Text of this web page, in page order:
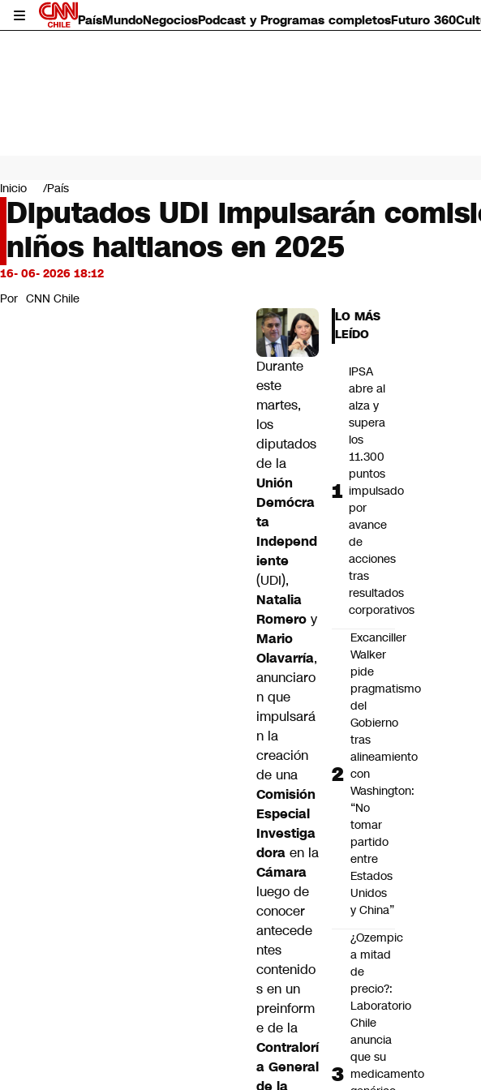
PaísMundoNegociosPodcast y Programas completosFuturo 360
Mundo
Negocios
Deportes
Programas completos
Cultura
Servicios
Bits
CNN Data
Inicio País
Diputados UDI impulsarán
niños haitianos en 2025
16- 06- 2026 18:12
Por CNN Chile
Durante
este
martes,
los
diputados
de la
Unión
Demócra
ta
Independ
iente
(UDI),
Natalia
Romero y
Mario
Olavarría,
anunciaro
n que
impulsará
n la
creación
de una
Comisión
Especial
Investiga
dora en la
Cámara
luego de
conocer
antecede
ntes
contenido
s en un
preinform
e de la
Contralorí
a General
LO MÁS
LEÍDO
IPSA
abre al
alza y
supera
los
11.300
puntos
impulsado
por
avance
de
acciones
tras
resultados
corporativos
Excanciller
Walker
pide
pragmatismo
del
Gobierno
tras
alineamiento
con
Washington:
“No
tomar
partido
entre
Estados
Unidos
y China”
¿Ozempic
a mitad
de
precio?:
Laboratorio
Chile
anuncia
que su
medicamento